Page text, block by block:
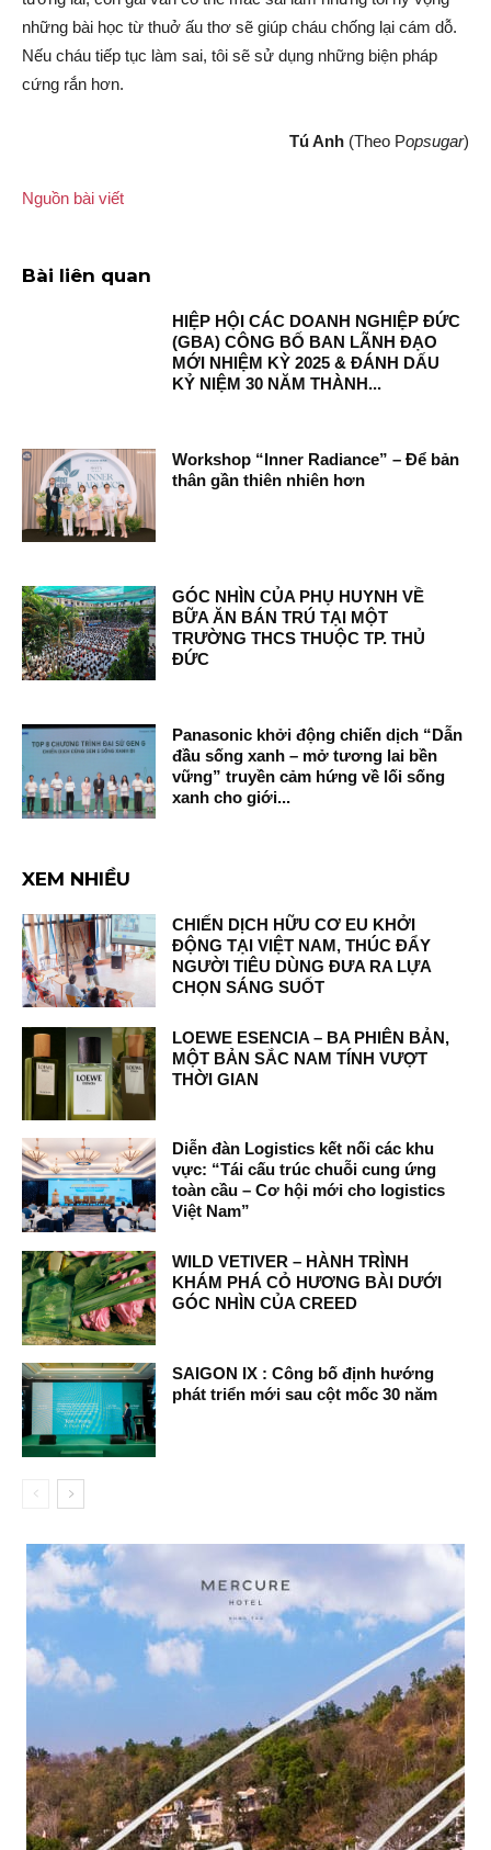
những bài học từ thuở ấu thơ sẽ giúp cháu chống lại cám dỗ.
Nếu cháu tiếp tục làm sai, tôi sẽ sử dụng những biện pháp
cứng rắn hơn.
Tú Anh (Theo Popsugar)
Nguồn bài viết
Bài liên quan
HIỆP HỘI CÁC DOANH NGHIỆP ĐỨC
(GBA) CÔNG BỐ BAN LÃNH ĐẠO
MỚI NHIỆM KỲ 2025 & ĐÁNH DẤU
KỶ NIỆM 30 NĂM THÀNH...
Workshop “Inner Radiance” – Để bản
thân gần thiên nhiên hơn
GÓC NHÌN CỦA PHỤ HUYNH VỀ
BỮA ĂN BÁN TRÚ TẠI MỘT
TRƯỜNG THCS THUỘC TP. THỦ
ĐỨC
Panasonic khởi động chiến dịch “Dẫn
đầu sống xanh – mở tương lai bền
vững” truyền cảm hứng về lối sống
xanh cho giới...
XEM NHIỀU
CHIẾN DỊCH HỮU CƠ EU KHỞI
ĐỘNG TẠI VIỆT NAM, THÚC ĐẨY
NGƯỜI TIÊU DÙNG ĐƯA RA LỰA
CHỌN SÁNG SUỐT
LOEWE ESENCIA – BA PHIÊN BẢN,
MỘT BẢN SẮC NAM TÍNH VƯỢT
THỜI GIAN
Diễn đàn Logistics kết nối các khu
vực: “Tái cấu trúc chuỗi cung ứng
toàn cầu – Cơ hội mới cho logistics
Việt Nam”
WILD VETIVER – HÀNH TRÌNH
KHÁM PHÁ CỎ HƯƠNG BÀI DƯỚI
GÓC NHÌN CỦA CREED
SAIGON IX : Công bố định hướng
phát triển mới sau cột mốc 30 năm